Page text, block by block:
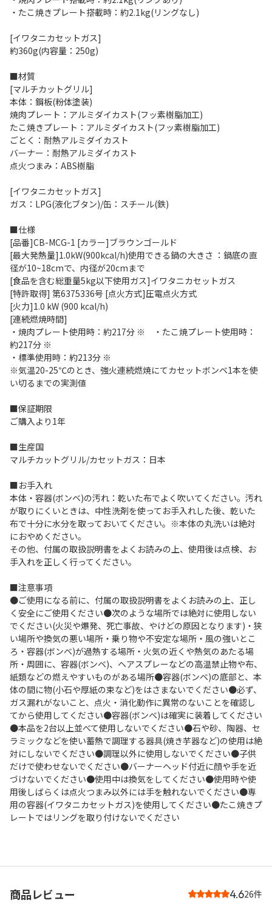
・たこ焼きプレート搭載時：約2.1kg(リングなし)
[イワタニカセットガス]
約360g(内容量：250g)
■材質
[マルチカットグリル]
本体：鋼板(粉体塗装)
焼肉プレート：アルミダイカスト(フッ素樹脂加工)
たこ焼きプレート：アルミダイカスト(フッ素樹脂加工)
ごとく：耐熱アルミダイカスト
バーナー：耐熱アルミダイカスト
点火つまみ：ABS樹脂
[イワタニカセットガス]
ガス：LPG(液化ブタン)/缶：スチール(鉄)
■仕様
[品番]CB-MCG-1 [カラー]ブラウンゴールド
[最大発熱量]1.0kW(900kcal/h)使用できる鍋の大きさ ：鍋底の直
径が10~18cmで、内径が20cmまで
[食品を含む総重量5kg以下使用ガス]イワタニカセットガス
[特許取得] 第6375336号 [点火方式]圧電点火方式
[火力]1.0 kW (900 kcal/h)
[連続燃焼時間]
・焼肉プレート使用時：約217分 ※ ・たこ焼プレート使用時：
約217分 ※
・標準使用時：約213分 ※
※気温20-25℃のとき、強火連続燃焼にてカセットボンベ1本を使
い切るまでの実測値
■保証期限
ご購入より1年
■生産国
マルチカットグリル/カセットガス：日本
■お手入れ
本体・容器(ボンベ)の汚れ：乾いた布でよく吹いてください。汚れ
が取りにくいときは、中性洗剤を使ってお手入れした後、乾いた
布で十分に水分を取っておいてください。※本体の丸洗いは絶対
におやめください。
その他、付属の取扱説明書をよくお読みの上、使用後は点検、お
手入れを正しく行ってください。
■注意事項
●ご使用になる前に、付属の取扱説明書をよくお読みの上、正し
く安全にご使用ください●次のような場所では絶対に使用しない
でください(火災や爆発、死亡事故、やけどの原因となります)・狭
い場所や換気の悪い場所・乗り物や不安定な場所・風の強いとこ
ろ・容器(ボンベ)が過熱する場所・火気の近くや熱気のあたる場
所・周囲に、容器(ボンベ)、ヘアスプレーなどの高温禁止物や布、
紙類などの燃えやすいものがある場所●容器(ボンベ)の底部と、本
体の間に物(小石や厚紙の束など)をはさまないでください●必ず、
ガス漏れがないこと、点火・消化動作に異常のないことを確認し
てから使用してください●容器(ボンベ)は確実に装着してください
●本品を2台以上並べて使用しないでください●石や砂、陶器、セ
ラミックなどを使い蓄熱で調理する器具(焼き芋器など)の使用は絶
対にしないでください●調理以外に使用しないでください●子供
だけで使わせないでください●バーナーヘッド付近に顔や手を近
づけないでください●使用中は換気をしてください●使用時や使
用後しばらくは点火つまみ以外には手を触れないでください●専
用の容器(イワタニカセットガス)を使用してください●たこ焼きプ
レートではリングを取り付けないでください
商品レビュー 4.626件